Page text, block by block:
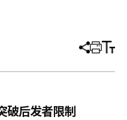
分
章
打 调
小
破后发者限制